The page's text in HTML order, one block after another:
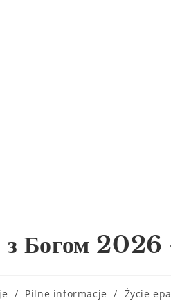
з Богом
/ Pilne informacje / Życie